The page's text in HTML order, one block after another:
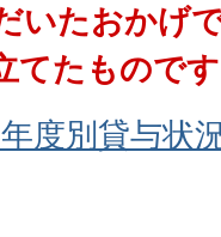
いたおかげ
てたもので
度別貸与状